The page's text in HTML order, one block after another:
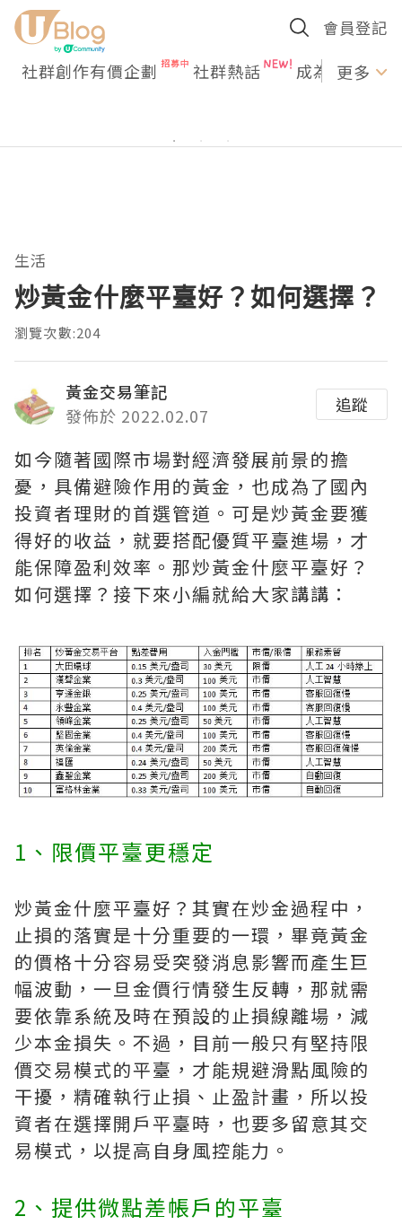
會員登記
社群創作有價企劃 社群熱話 成為U更多
生活
炒黃金什麼平臺好？如何選擇？
瀏覽次數:204
黃金交易筆記
發佈於 2022.02.07
追蹤
如今隨著國際市場對經濟發展前景的擔
憂，具備避險作用的黃金，也成為了國內
投資者理財的首選管道。可是炒黃金要獲
得好的收益，就要搭配優質平臺進場，才
能保障盈利效率。那炒黃金什麼平臺好？
如何選擇？接下來小編就給大家講講：
1、限價平臺更穩定
炒黃金什麼平臺好？其實在炒金過程中，
止損的落實是十分重要的一環，畢竟黃金
的價格十分容易受突發消息影響而產生巨
幅波動，一旦金價行情發生反轉，那就需
要依靠系統及時在預設的止損線離場，減
少本金損失。不過，目前一般只有堅持限
價交易模式的平臺，才能規避滑點風險的
干擾，精確執行止損、止盈計畫，所以投
資者在選擇開戶平臺時，也要多留意其交
易模式，以提高自身風控能力。
2、提供微點差帳戶的平臺